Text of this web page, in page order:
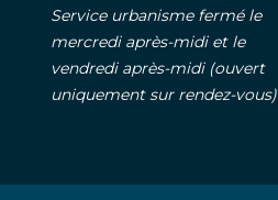
Service urbanisme fermé le
mercredi après-midi et le
vendredi après-midi (ouvert
uniquement sur rendez-vous)